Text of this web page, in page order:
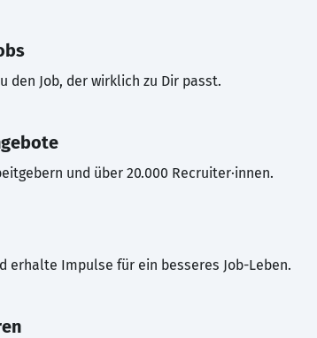
den Job, der wirklich zu Dir passt.
und über 20.000 Recruiter·innen.
erhalte Impulse für ein besseres Job-Leben.